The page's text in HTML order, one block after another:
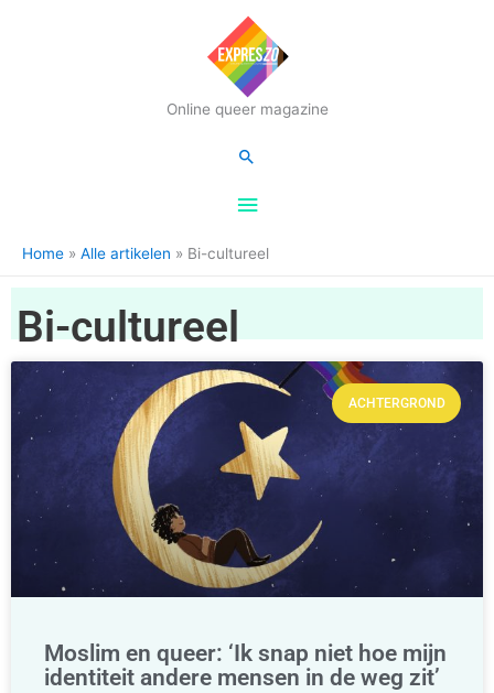
Online queer magazine
Hoofdmenu
Zoeken
Home Alle artikelen Bi-cultureel
Bi-cultureel
ACHTERGROND
Moslim en queer: ‘Ik snap niet hoe mijn
identiteit andere mensen in de weg zit’